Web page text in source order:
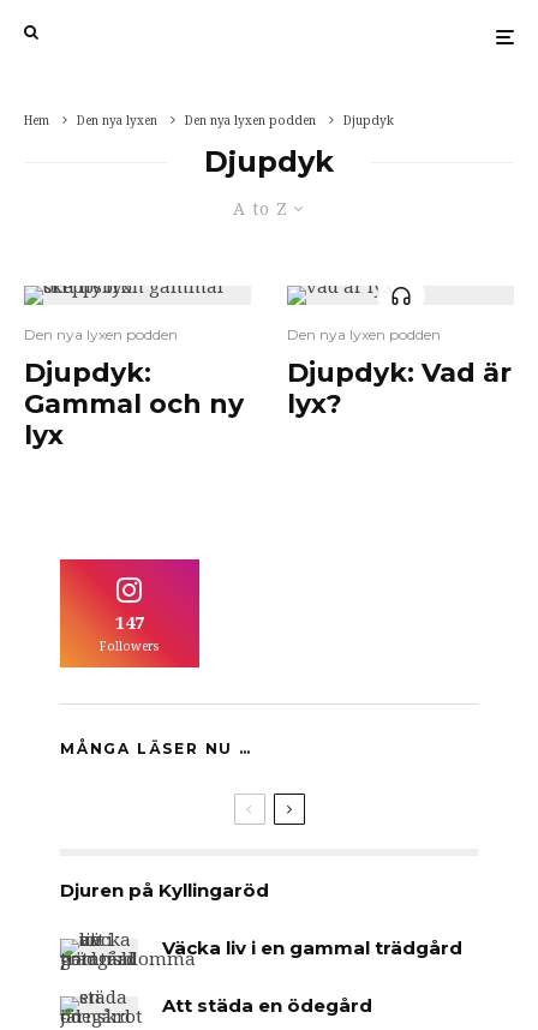
Hem Den nya lyxen Den nya lyxen podden Djupdyk
Djupdyk
A to Z
Den nya lyxen podden
Djupdyk:
Gammal och ny
lyx
Den nya lyxen podden
Djupdyk: Vad är
lyx?
147
Followers
MÅNGA LÄSER NU …
Djuren på Kyllingaröd
Väcka liv i en gammal trädgård
Att städa en ödegård